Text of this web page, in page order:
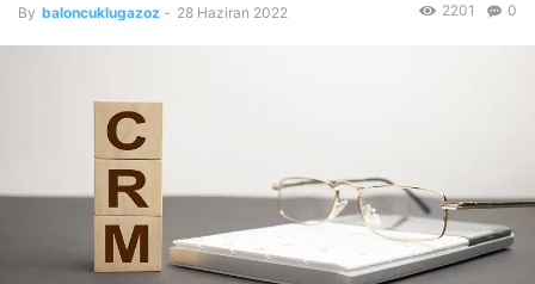
By baloncuklugazoz - 28 Haziran 2022 0
2201